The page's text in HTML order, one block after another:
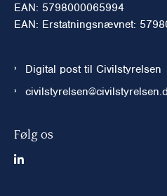
EAN: 5798000065994
EAN: Erstatningsnævnet:
Digital post til Civilstyrelsen
Følg os